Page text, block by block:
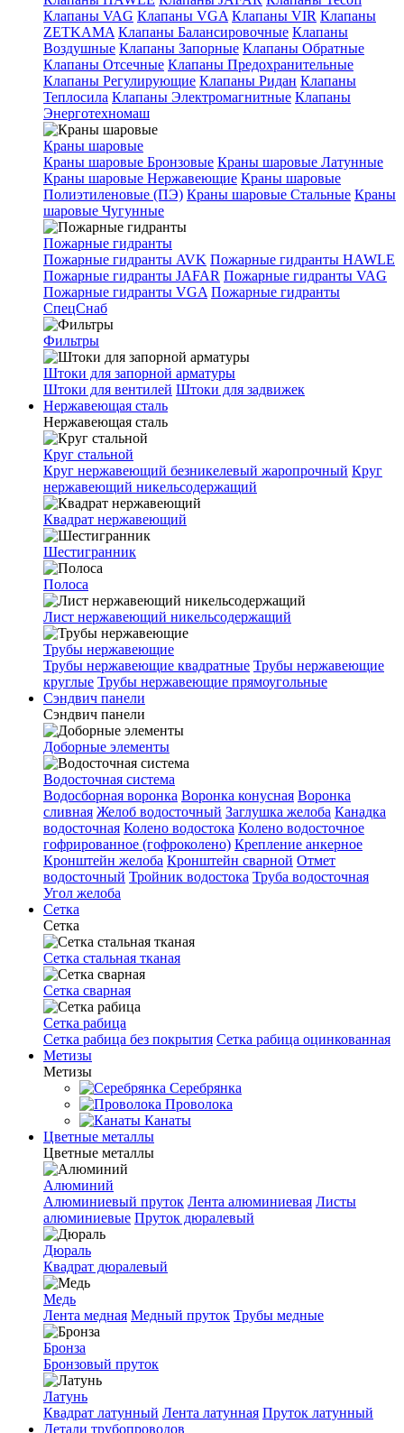
Клапаны VAG Клапаны VGA Клапаны VIR Клапаны
ZETKAMA Клапаны Балансировочные Клапаны
Воздушные Клапаны Запорные Клапаны Обратные
Клапаны Отсечные Клапаны Предохранительные
Клапаны Регулирующие Клапаны Ридан Клапаны
Теплосила Клапаны Электромагнитные Клапаны
Энерготехномаш
Краны шаровые
Краны шаровые Бронзовые Краны шаровые Латунные
Краны шаровые Нержавеющие Краны шаровые
Полиэтиленовые (ПЭ) Краны шаровые Стальные Краны
шаровые Чугунные
Пожарные гидранты
Пожарные гидранты AVK Пожарные гидранты HAWLE
Пожарные гидранты JAFAR Пожарные гидранты VAG
Пожарные гидранты VGA Пожарные гидранты
СпецСнаб
Фильтры
Штоки для запорной арматуры
Штоки для вентилей Штоки для задвижек
Нержавеющая сталь
Нержавеющая сталь
Круг стальной
Круг нержавеющий безникелевый жаропрочный Круг
нержавеющий никельсодержащий
Квадрат нержавеющий
Шестигранник
Полоса
Лист нержавеющий никельсодержащий
Трубы нержавеющие
Трубы нержавеющие квадратные Трубы нержавеющие
круглые Трубы нержавеющие прямоугольные
Сэндвич панели
Сэндвич панели
Доборные элементы
Водосточная система
Водосборная воронка Воронка конусная Воронка
сливная Желоб водосточный Заглушка желоба Канадка
водосточная Колено водостока Колено водосточное
гофрированное (гофроколено) Крепление анкерное
Кронштейн желоба Кронштейн сварной Отмет
водосточный Тройник водостока Труба водосточная
Угол желоба
Сетка
Сетка
Сетка стальная тканая
Сетка сварная
Сетка рабица
Сетка рабица без покрытия Сетка рабица оцинкованная
Метизы
Метизы
Серебрянка
Проволока
Канаты
Цветные металлы
Цветные металлы
Алюминий
Алюминиевый пруток Лента алюминиевая Листы
алюминиевые Пруток дюралевый
Дюраль
Квадрат дюралевый
Медь
Лента медная Медный пруток Трубы медные
Бронза
Бронзовый пруток
Латунь
Квадрат латунный Лента латунная Пруток латунный
Детали трубопроводов